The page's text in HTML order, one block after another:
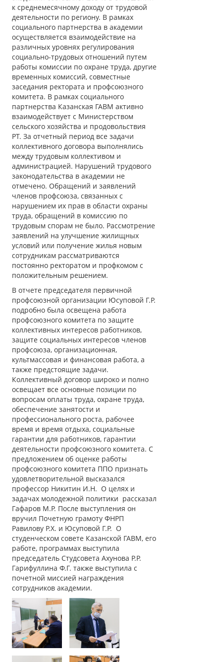
к среднемесячному доходу от трудовой
деятельности по региону. В рамках
социального партнерства в академии
осуществляется взаимодействие на
различных уровнях регулирования
социально-трудовых отношений путем
работы комиссии по охране труда, другие
временных комиссий, совместные
заседания ректората и профсоюзного
комитета. В рамках социального
партнерства Казанская ГАВМ активно
взаимодействует с Министерством
сельского хозяйства и продовольствия
РТ. За отчетный период все задачи
коллективного договора выполнялись
между трудовым коллективом и
администрацией. Нарушений трудового
законодательства в академии не
отмечено. Обращений и заявлений
членов профсоюза, связанных с
нарушением их прав в области охраны
труда, обращений в комиссию по
трудовым спорам не было. Рассмотрение
заявлений на улучшение жилищных
условий или получение жилья новым
сотрудникам рассматриваются
постоянно ректоратом и профкомом с
положительным решением.
В отчете председателя первичной
профсоюзной организации Юсуповой Г.Р.
подробно была освещена работа
профсоюзного комитета по защите
коллективных интересов работников,
защите социальных интересов членов
профсоюза, организационная,
культмассовая и финансовая работа, а
также предстоящие задачи.
Коллективный договор широко и полно
освещает все основные позиции по
вопросам оплаты труда, охране труда,
обеспечение занятости и
профессионального роста, рабочее
время и время отдыха, социальные
гарантии для работников, гарантии
деятельности профсоюзного комитета. С
предложением об оценке работы
профсоюзного комитета ППО признать
удовлетворительной высказался
профессор Никитин И.Н. О целях и
задачах молодежной политики рассказал
Гафаров М.Р. После выступления он
вручил Почетную грамоту ФНРП
Равилову Р.Х. и Юсуповой Г.Р. О
студенческом совете Казанской ГАВМ, его
работе, программах выступила
председатель Студсовета Ахунова Р.Р.
Гарифуллина Ф.Г. также выступила с
почетной миссией награждения
сотрудников академии.